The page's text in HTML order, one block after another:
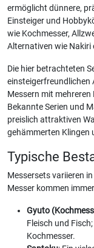
ermöglicht dünnere,
Einsteiger und
wie Kochmesser,
Alternativen wie Nakiri
Die hier betrachteten
einsteigerfreundlichen
Messern mit
Bekannte Serien und
preislich attraktiven
gehämmerten Klingen
Typische
Messersets variieren
Messer kommen
Gyuto
Fleisch und
Kochmesser.